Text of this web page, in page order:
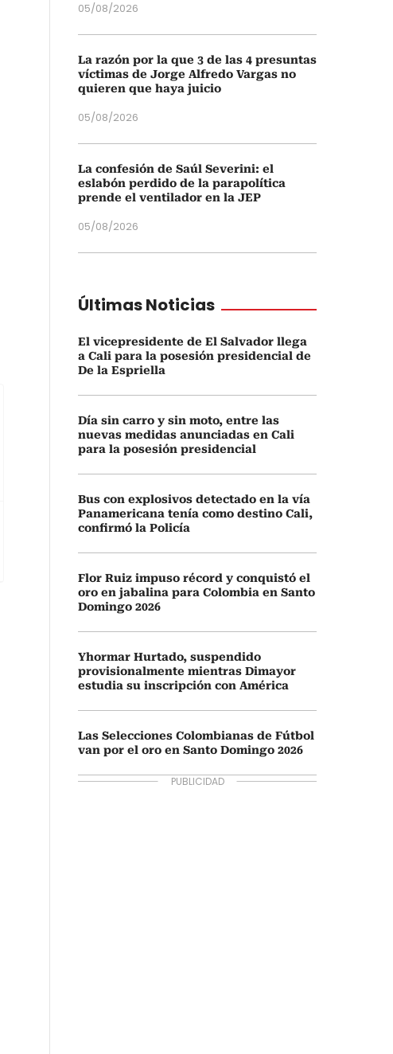
05/08/2026
La razón por la que 3 de las 4 presuntas
víctimas de Jorge Alfredo Vargas no
quieren que haya juicio
05/08/2026
La confesión de Saúl Severini: el
eslabón perdido de la parapolítica
prende el ventilador en la JEP
05/08/2026
Últimas Noticias
El vicepresidente de El Salvador llega
a Cali para la posesión presidencial de
De la Espriella
Día sin carro y sin moto, entre las
nuevas medidas anunciadas en Cali
para la posesión presidencial
Bus con explosivos detectado en la vía
Panamericana tenía como destino Cali,
confirmó la Policía
Flor Ruiz impuso récord y conquistó el
oro en jabalina para Colombia en Santo
Domingo 2026
Yhormar Hurtado, suspendido
provisionalmente mientras Dimayor
estudia su inscripción con América
Las Selecciones Colombianas de Fútbol
van por el oro en Santo Domingo 2026